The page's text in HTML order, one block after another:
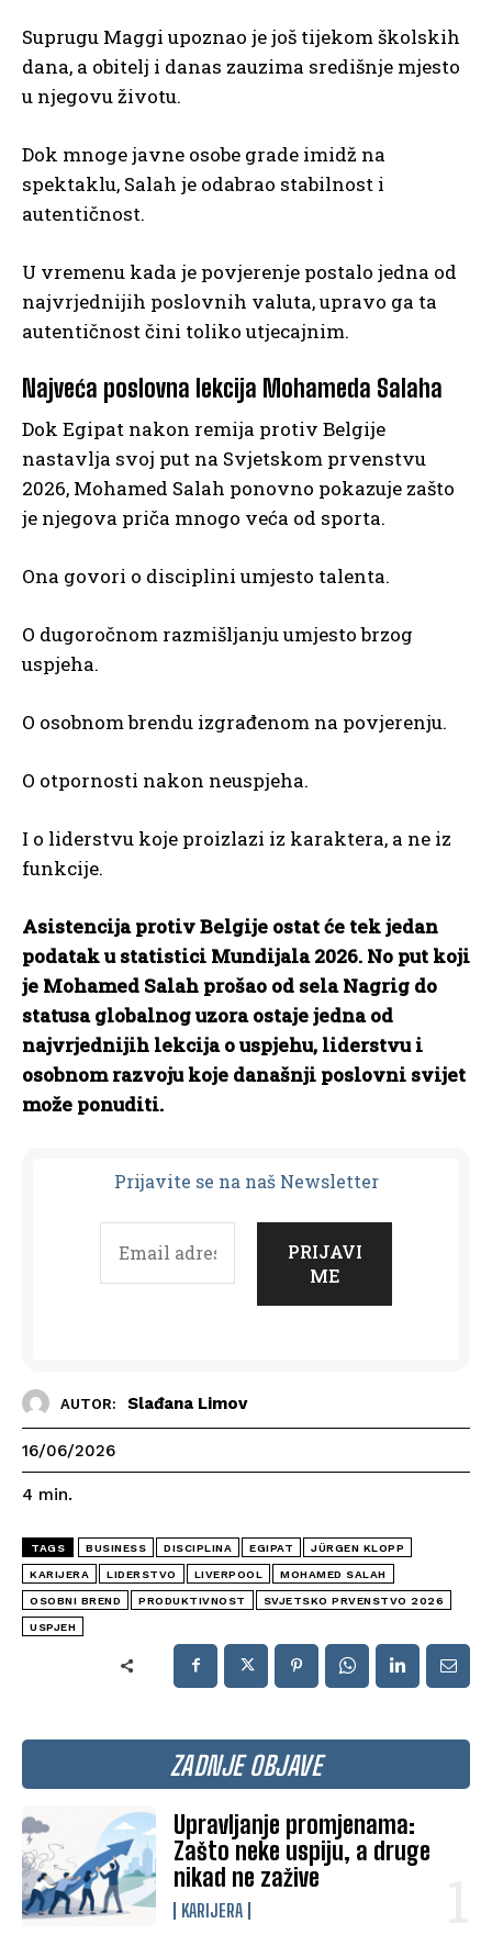
ZADNJE OBJAVE
Upravljanje promjenama:
Zašto neke uspiju, a druge
nikad ne zažive
KARIJERA
Suprugu Maggi upoznao je još tijekom školskih
dana, a obitelj i danas zauzima središnje mjesto
u njegovu životu.
Dok mnoge javne osobe grade imidž na
spektaklu, Salah je odabrao stabilnost i
autentičnost.
U vremenu kada je povjerenje postalo jedna od
najvrjednijih poslovnih valuta, upravo ga ta
autentičnost čini toliko utjecajnim.
Najveća poslovna lekcija Mohameda Salaha
Dok Egipat nakon remija protiv Belgije
nastavlja svoj put na Svjetskom prvenstvu
2026, Mohamed Salah ponovno pokazuje zašto
je njegova priča mnogo veća od sporta.
Ona govori o disciplini umjesto talenta.
O dugoročnom razmišljanju umjesto brzog
uspjeha.
O osobnom brendu izgrađenom na povjerenju.
O otpornosti nakon neuspjeha.
I o liderstvu koje proizlazi iz karaktera, a ne iz
funkcije.
Asistencija protiv Belgije ostat će tek jedan
podatak u statistici Mundijala 2026. No put koji
je Mohamed Salah prošao od sela Nagrig do
statusa globalnog uzora ostaje jedna od
najvrjednijih lekcija o uspjehu, liderstvu i
osobnom razvoju koje današnji poslovni svijet
može ponuditi.
Prijavite se na naš Newsletter
AUTOR: Slađana Limov
16/06/2026
4 min.
TAGS BUSINESS DISCIPLINA EGIPAT JÜRGEN KLOPP
KARIJERA LIDERSTVO LIVERPOOL MOHAMED SALAH
OSOBNI BREND PRODUKTIVNOST SVJETSKO PRVENSTVO 2026
USPJEH